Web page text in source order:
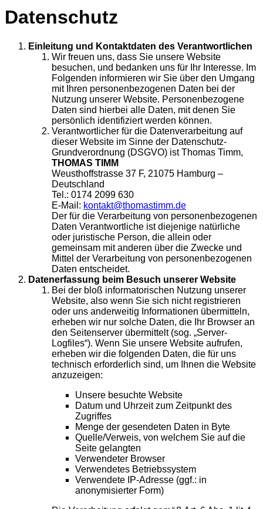
Datenschutz
Einleitung und Kontaktdaten des Verantwortlichen
Wir freuen uns, dass Sie unsere Website
besuchen, und bedanken uns für Ihr Interesse. Im
Folgenden informieren wir Sie über den Umgang
mit Ihren personenbezogenen Daten bei der
Nutzung unserer Website. Personenbezogene
Daten sind hierbei alle Daten, mit denen Sie
persönlich identifiziert werden können.
Verantwortlicher für die Datenverarbeitung auf
dieser Website im Sinne der Datenschutz-
Grundverordnung (DSGVO) ist Thomas Timm,
THOMAS TIMM
Weusthoffstrasse 37 F, 21075 Hamburg –
Deutschland
Tel.: 0174 2099 630
E-Mail: kontakt@thomastimm.de
Der für die Verarbeitung von personenbezogenen
Daten Verantwortliche ist diejenige natürliche
oder juristische Person, die allein oder
gemeinsam mit anderen über die Zwecke und
Mittel der Verarbeitung von personenbezogenen
Daten entscheidet.
Datenerfassung beim Besuch unserer Website
Bei der bloß informatorischen Nutzung unserer
Website, also wenn Sie sich nicht registrieren
oder uns anderweitig Informationen übermitteln,
erheben wir nur solche Daten, die Ihr Browser an
den Seitenserver übermittelt (sog. „Server-
Logfiles“). Wenn Sie unsere Website aufrufen,
erheben wir die folgenden Daten, die für uns
technisch erforderlich sind, um Ihnen die Website
anzuzeigen:
Unsere besuchte Website
Datum und Uhrzeit zum Zeitpunkt des
Zugriffes
Menge der gesendeten Daten in Byte
Quelle/Verweis, von welchem Sie auf die
Seite gelangten
Verwendeter Browser
Verwendetes Betriebssystem
Verwendete IP-Adresse (ggf.: in
anonymisierter Form)